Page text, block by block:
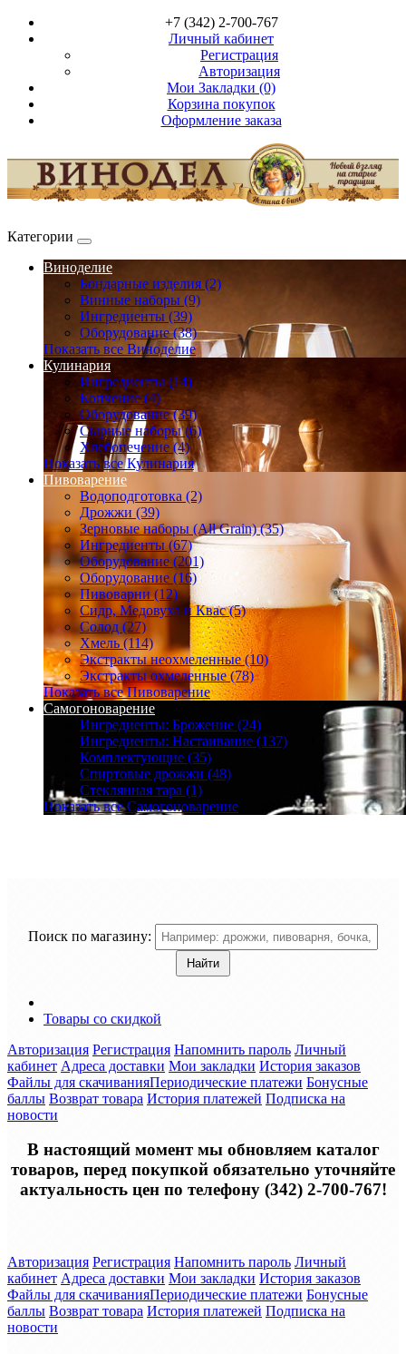
+7 (342) 2-700-767
Личный кабинет
Регистрация
Авторизация
Мои Закладки (0)
Корзина покупок
Оформление заказа
Категории
Виноделие
Бондарные изделия (2)
Винные наборы (9)
Ингредиенты (39)
Оборудование (38)
Показать все Виноделие
Кулинария
Ингредиенты (14)
Копчение (4)
Оборудование (39)
Сырные наборы (6)
Хлебопечение (4)
Показать все Кулинария
Пивоварение
Водоподготовка (2)
Дрожжи (39)
Зерновые наборы (All Grain) (35)
Ингредиенты (67)
Оборудование (201)
Оборудование (16)
Пивоварни (12)
Сидр, Медовуха и Квас (5)
Солод (27)
Хмель (114)
Экстракты неохмеленные (10)
Экстракты охмеленные (78)
Показать все Пивоварение
Самогоноварение
Ингредиенты: Брожение (24)
Ингредиенты: Настаивание (137)
Комплектующие (35)
Спиртовые дрожжи (48)
Стеклянная тара (1)
Показать все Самогоноварение
Поиск по магазину:
Товары со скидкой
Авторизация Регистрация Напомнить пароль Личный
кабинет Адреса доставки Мои закладки История заказов
Файлы для скачиванияПериодические платежи Бонусные
баллы Возврат товара История платежей Подписка на
новости
В настоящий момент мы обновляем каталог
товаров, перед покупкой обязательно уточняйте
актуальность цен по телефону (342) 2-700-767!
Авторизация Регистрация Напомнить пароль Личный
кабинет Адреса доставки Мои закладки История заказов
Файлы для скачиванияПериодические платежи Бонусные
баллы Возврат товара История платежей Подписка на
новости